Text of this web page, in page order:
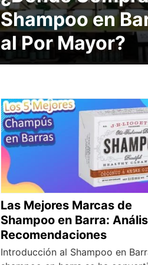
Shampoo en
al Por Mayor?
Las Mejores Marcas de
Shampoo en Barra:
Recomendaciones
Introducción al Shampoo en